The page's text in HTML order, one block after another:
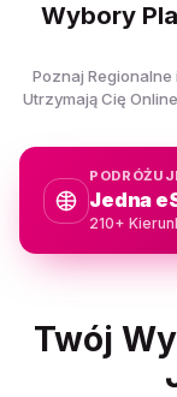
Wybory
Poznaj Regionalne
Utrzymają Cię
Jedna
210+
Twój